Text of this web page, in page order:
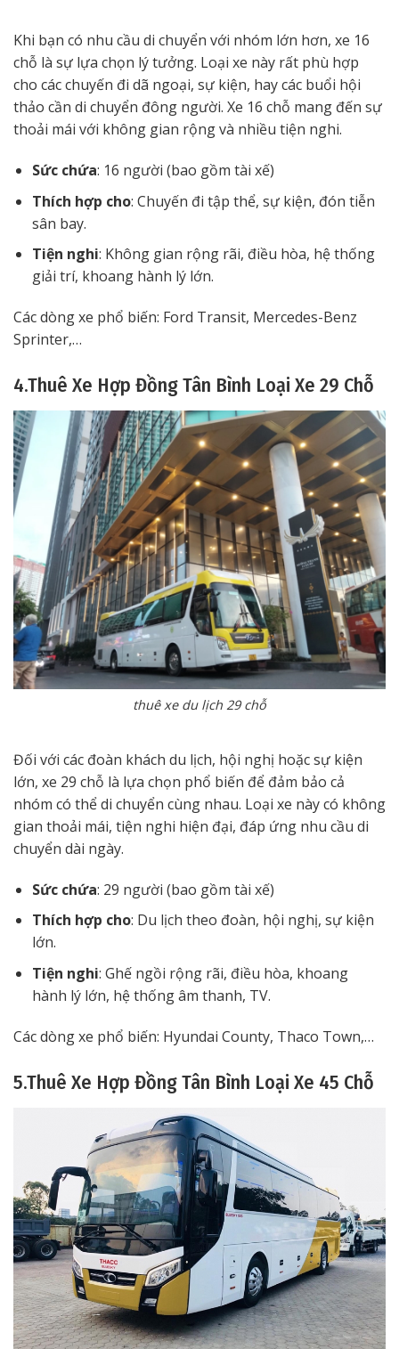
Khi bạn có nhu cầu di chuyển với nhóm lớn hơn, xe 16
chỗ là sự lựa chọn lý tưởng. Loại xe này rất phù hợp
cho các chuyến đi dã ngoại, sự kiện, hay các buổi hội
thảo cần di chuyển đông người. Xe 16 chỗ mang đến sự
thoải mái với không gian rộng và nhiều tiện nghi.
Sức chứa: 16 người (bao gồm tài xế)
Thích hợp cho: Chuyến đi tập thể, sự kiện, đón tiễn
sân bay.
Tiện nghi: Không gian rộng rãi, điều hòa, hệ thống
giải trí, khoang hành lý lớn.
Các dòng xe phổ biến: Ford Transit, Mercedes-Benz
Sprinter,…
4.Thuê Xe Hợp Đồng Tân Bình Loại Xe 29 Chỗ
thuê xe du lịch 29 chỗ
Đối với các đoàn khách du lịch, hội nghị hoặc sự kiện
lớn, xe 29 chỗ là lựa chọn phổ biến để đảm bảo cả
nhóm có thể di chuyển cùng nhau. Loại xe này có không
gian thoải mái, tiện nghi hiện đại, đáp ứng nhu cầu di
chuyển dài ngày.
Sức chứa: 29 người (bao gồm tài xế)
Thích hợp cho: Du lịch theo đoàn, hội nghị, sự kiện
lớn.
Tiện nghi: Ghế ngồi rộng rãi, điều hòa, khoang
hành lý lớn, hệ thống âm thanh, TV.
Các dòng xe phổ biến: Hyundai County, Thaco Town,…
5.Thuê Xe Hợp Đồng Tân Bình Loại Xe 45 Chỗ